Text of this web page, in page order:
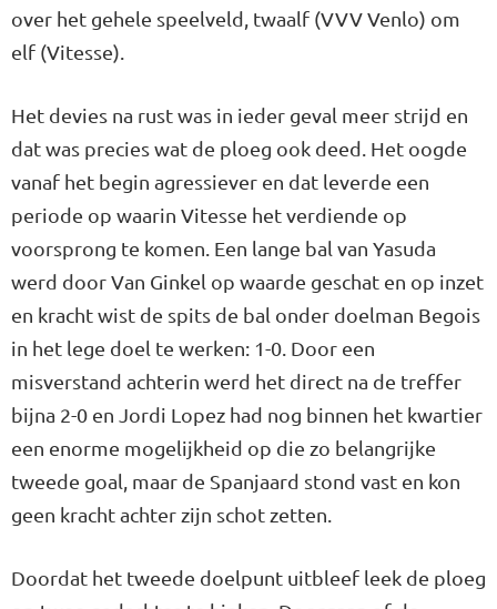
over het gehele speelveld, twaalf (VVV Venlo) om
elf (Vitesse).
Het devies na rust was in ieder geval meer strijd en
dat was precies wat de ploeg ook deed. Het oogde
vanaf het begin agressiever en dat leverde een
periode op waarin Vitesse het verdiende op
voorsprong te komen. Een lange bal van Yasuda
werd door Van Ginkel op waarde geschat en op inzet
en kracht wist de spits de bal onder doelman Begois
in het lege doel te werken: 1-0. Door een
misverstand achterin werd het direct na de treffer
bijna 2-0 en Jordi Lopez had nog binnen het kwartier
een enorme mogelijkheid op die zo belangrijke
tweede goal, maar de Spanjaard stond vast en kon
geen kracht achter zijn schot zetten.
Doordat het tweede doelpunt uitbleef leek de ploeg